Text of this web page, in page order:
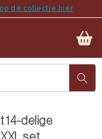
de collectie hier
14-delige